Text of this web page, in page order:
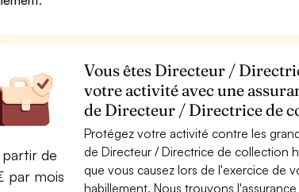
de
par mois
Vous êtes Directeur /
votre activité avec une
de Directeur / Directrice de
Protégez votre activité contre les
de Directeur / Directrice de collection
que vous causez lors de l'exercice de
habillement. Nous trouvons